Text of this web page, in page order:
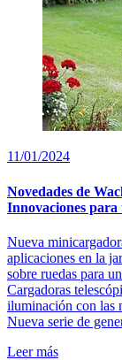
11/01/2024
Novedades de
Innovaciones
Nueva
aplicaciones en la
sobre ruedas para
Cargadoras
iluminación con las
Nueva serie de
Leer más